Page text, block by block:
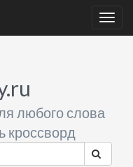
любого слова
кроссворд